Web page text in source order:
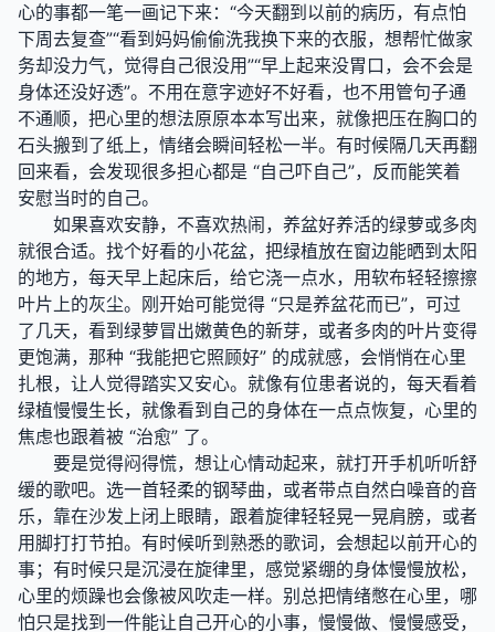
心的事都一笔一画记下来：“今天翻到以前的病历，有点怕
下周去复查”“看到妈妈偷偷洗我换下来的衣服，想帮忙做家
务却没力气，觉得自己很没用”“早上起来没胃口，会不会是
身体还没好透”。不用在意字迹好不好看，也不用管句子通
不通顺，把心里的想法原原本本写出来，就像把压在胸口的
石头搬到了纸上，情绪会瞬间轻松一半。有时候隔几天再翻
回来看，会发现很多担心都是 “自己吓自己”，反而能笑着
安慰当时的自己。
如果喜欢安静，不喜欢热闹，养盆好养活的绿萝或多肉
就很合适。找个好看的小花盆，把绿植放在窗边能晒到太阳
的地方，每天早上起床后，给它浇一点水，用软布轻轻擦擦
叶片上的灰尘。刚开始可能觉得 “只是养盆花而已”，可过
了几天，看到绿萝冒出嫩黄色的新芽，或者多肉的叶片变得
更饱满，那种 “我能把它照顾好” 的成就感，会悄悄在心里
扎根，让人觉得踏实又安心。就像有位患者说的，每天看着
绿植慢慢生长，就像看到自己的身体在一点点恢复，心里的
焦虑也跟着被 “治愈” 了。
要是觉得闷得慌，想让心情动起来，就打开手机听听舒
缓的歌吧。选一首轻柔的钢琴曲，或者带点自然白噪音的音
乐，靠在沙发上闭上眼睛，跟着旋律轻轻晃一晃肩膀，或者
用脚打打节拍。有时候听到熟悉的歌词，会想起以前开心的
事；有时候只是沉浸在旋律里，感觉紧绷的身体慢慢放松，
心里的烦躁也会像被风吹走一样。别总把情绪憋在心里，哪
怕只是找到一件能让自己开心的小事，慢慢做、慢慢感受，